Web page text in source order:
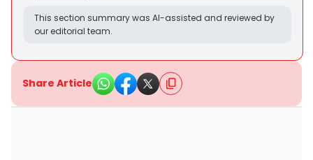
This section summary was AI-assisted and reviewed by
our editorial team.
Share Article